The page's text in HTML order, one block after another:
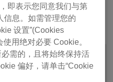
咨询
即表示您同意我们与第
信息。如需管理您的
设置”(Cookies
用绝对必要 Cookie。
需的，且将始终保持活
偏好，请单击“Cookie